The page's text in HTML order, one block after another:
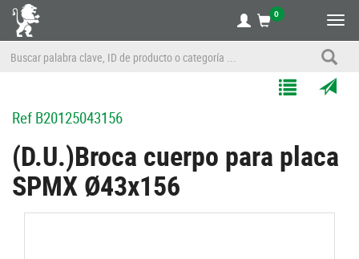
0
a
Listas
RefB20125043156
(D.U.)Broca cuerpo para placa
SPMX Ø43x156